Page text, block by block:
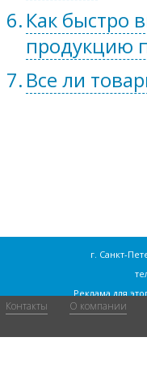
Как быстро
продукцию
Все ли
г. Санкт-
Реклама для
Согласие на
Контакты О компании